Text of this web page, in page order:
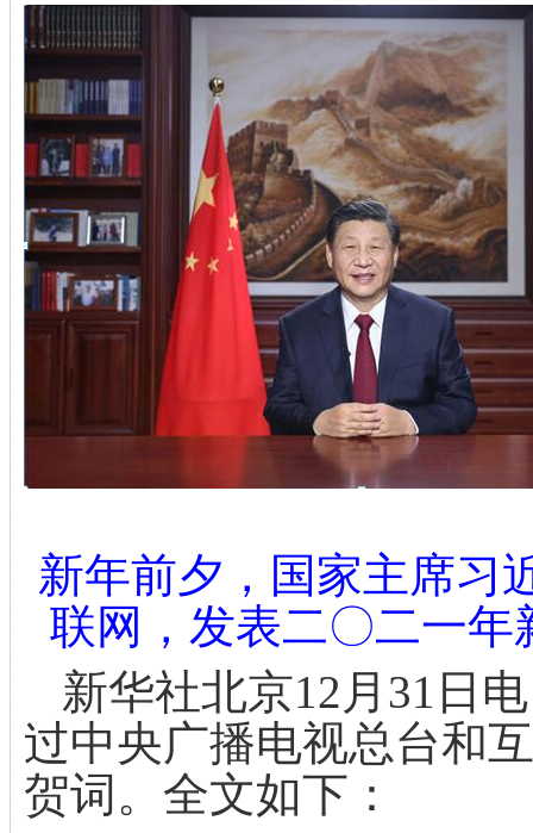
新年前夕，国家主席习
联网，发表二〇二一
新华社北京12 月 31 日
过中央广播电视总台和
贺词。全文如下：